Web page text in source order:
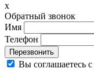
x
Обратный звонок
Имя
Телефон
Перезвонить
Вы соглашаетесь с